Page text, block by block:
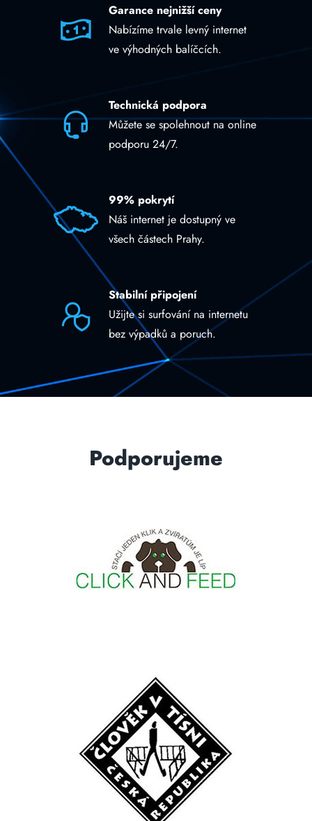
Garance nejnižší ceny
Nabízíme trvale levný internet
ve výhodných balíčcích.
Technická podpora
Můžete se spolehnout na online
podporu 24/7.
99% pokrytí
Náš internet je dostupný ve
všech částech Prahy.
Stabilní připojení
Užijte si surfování na internetu
bez výpadků a poruch.
Podporujeme